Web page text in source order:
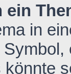
ein
in